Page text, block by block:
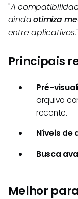
"A
aindaotimiza
entre aplicativos."
Principais
Pré-
arquivo
recente.
Níveis de
Busca
Melhor para